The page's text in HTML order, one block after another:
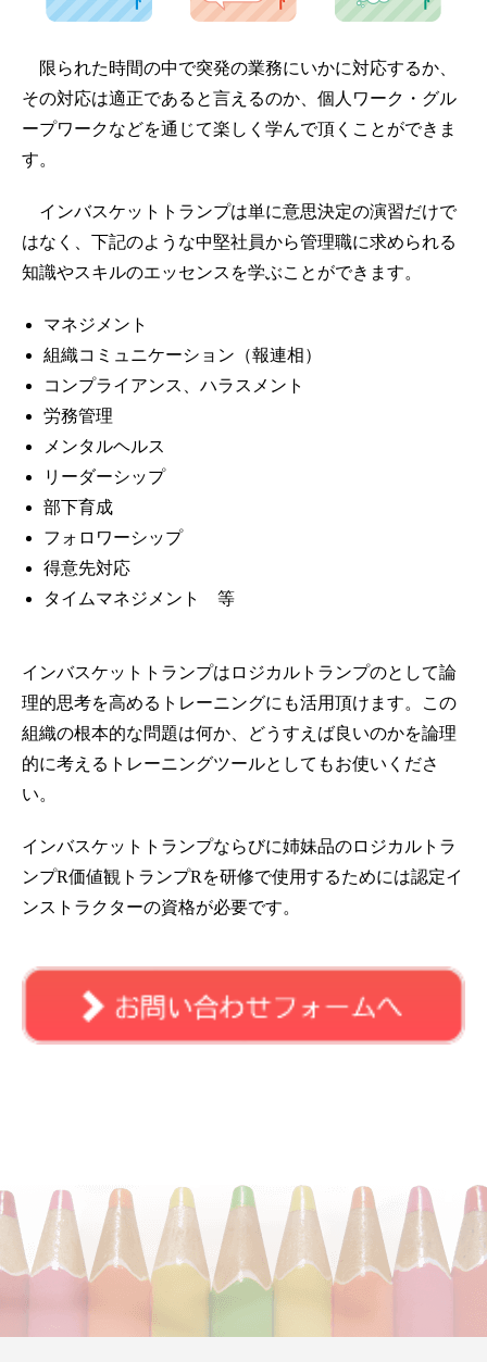
限られた時間の中で突発の業務にいかに対応するか、
その対応は適正であると言えるのか、個人ワーク・グル
ープワークなどを通じて楽しく学んで頂くことができま
す。
インバスケットトランプは単に意思決定の演習だけで
はなく、下記のような中堅社員から管理職に求められる
知識やスキルのエッセンスを学ぶことができます。
マネジメント
組織コミュニケーション（報連相）
コンプライアンス、ハラスメント
労務管理
メンタルヘルス
リーダーシップ
部下育成
フォロワーシップ
得意先対応
タイムマネジメント 等
インバスケットトランプはロジカルトランプのとして論
理的思考を高めるトレーニングにも活用頂けます。この
組織の根本的な問題は何か、どうすえば良いのかを論理
的に考えるトレーニングツールとしてもお使いくださ
い。
インバスケットトランプならびに姉妹品のロジカルトラ
ンプR価値観トランプRを研修で使用するためには認定イ
ンストラクターの資格が必要です。